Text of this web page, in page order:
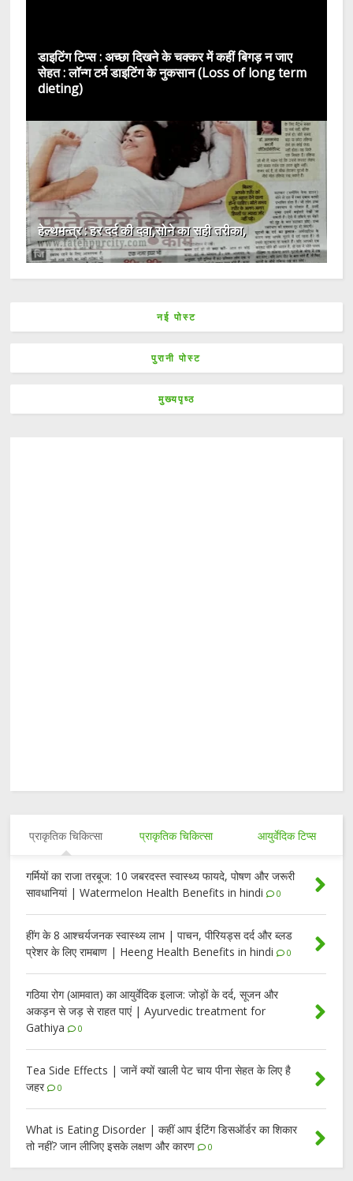
डाइटिंग टिप्स : अच्छा दिखने के चक्कर में कहीं बिगड़ न जाए
सेहत : लॉन्ग टर्म डाइटिंग के नुकसान (Loss of long term
dieting)
हेल्थमन्त्र : हर दर्द की दवा,सोने का सही तरीका,
नई पोस्ट
पुरानी पोस्ट
मुख्यपृष्ठ
प्राकृतिक चिकित्सा प्राकृतिक चिकित्सा आयुर्वेदिक टिप्स
गर्मियों का राजा तरबूज: 10 जबरदस्त स्वास्थ्य फायदे, पोषण और जरूरी
सावधानियां | Watermelon Health Benefits in hindi
0
हींग के 8 आश्चर्यजनक स्वास्थ्य लाभ | पाचन, पीरियड्स दर्द और ब्लड
प्रेशर के लिए रामबाण | Heeng Health Benefits in hindi
0
गठिया रोग (आमवात) का आयुर्वेदिक इलाज: जोड़ों के दर्द, सूजन और
अकड़न से जड़ से राहत पाएं | Ayurvedic treatment for
Gathiya
0
Tea Side Effects | जानें क्यों खाली पेट चाय पीना सेहत के लिए है
जहर
0
What is Eating Disorder | कहीं आप ईटिंग डिसऑर्डर का शिकार
तो नहीं? जान लीजिए इसके लक्षण और कारण
0